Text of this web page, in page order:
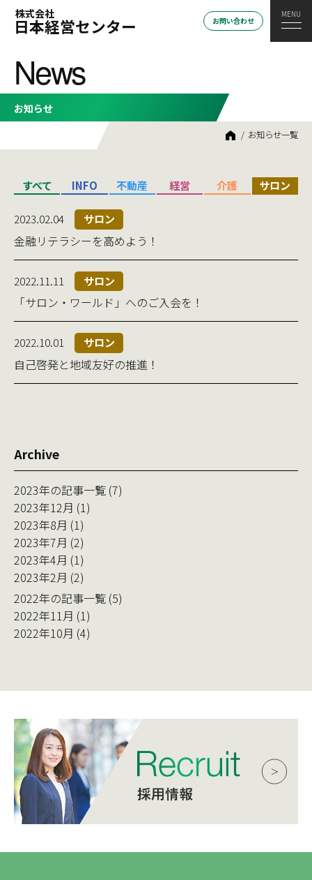
株式会社
日本経営センター お問い合わせ
News
お知らせ
HOME
お知らせ一覧
すべて INFO 不動産 経営 介護 サロン
2023.02.04 サロン
金融リテラシーを高めよう！
2022.11.11 サロン
「サロン・ワールド」へのご入会を！
2022.10.01 サロン
自己啓発と地域友好の推進！
Archive
2023年の記事一覧 (7)
2023年12月 (1)
2023年8月 (1)
2023年7月 (2)
2023年4月 (1)
2023年2月 (2)
2022年の記事一覧 (5)
2022年11月 (1)
2022年10月 (4)